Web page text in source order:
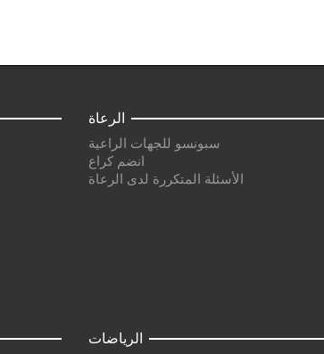
الرعاة
سبونسو للجهات الراعية
انضم كراع
الأسئلة المتكررة لدى الرعاة
الرياضات